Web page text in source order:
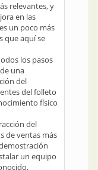
relevantes, y
en las
un poco más
que aquí se
los pasos
una
del
del folleto
físico
del
de ventas más
un equipo